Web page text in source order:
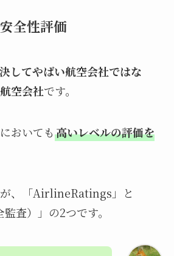
全性評価
してやばい航空会社ではな
空会社です。
おいても 高いレベルの評価を
、「AirlineRatings」と
監査）」の2つです。